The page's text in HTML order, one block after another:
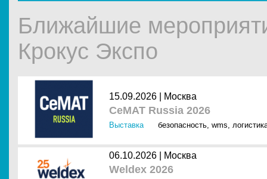
Ближайшие
Крокус Экспо
15.09.2026 | Москва
CeMAT Russia 2026
Выставка безопасность, wms,
06.10.2026 | Москва
Weldex 2026